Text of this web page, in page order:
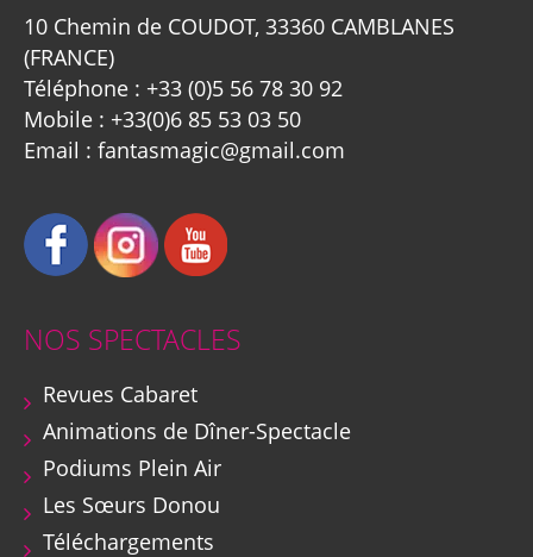
10 Chemin de COUDOT, 33360 CAMBLANES
(FRANCE)
Téléphone : +33 (0)5 56 78 30 92
Mobile : +33(0)6 85 53 03 50
Email : fantasmagic@gmail.com
NOS SPECTACLES
Revues Cabaret
Animations de Dîner-Spectacle
Podiums Plein Air
Les Sœurs Donou
Téléchargements